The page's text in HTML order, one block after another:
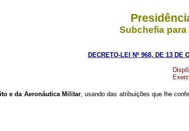
Subchefia
DECRETO-LEI Nº 968, DE 13 DE
e da Aeronáutica Militar, usando das atribuições que lhe